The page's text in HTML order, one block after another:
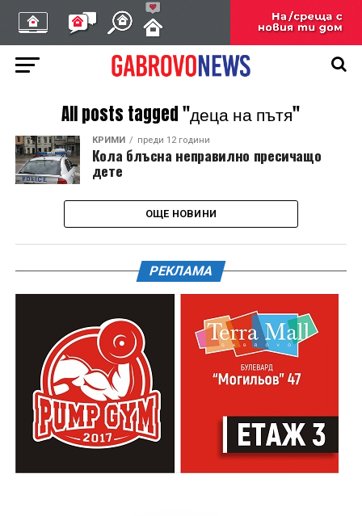
All posts tagged "деца на пътя"
КРИМИ преди 12 години
Кола блъсна неправилно пресичащо
дете
ОЩЕ НОВИНИ
РЕКЛАМА